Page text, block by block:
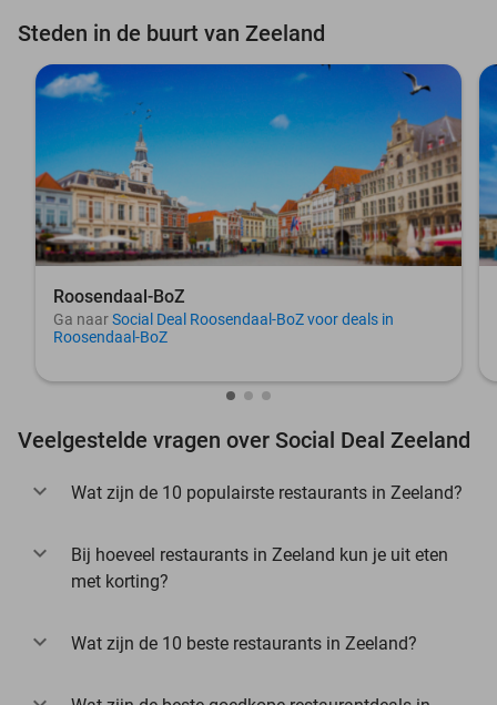
Steden in de buurt van Zeeland
Roosendaal-BoZ
Ga naarSocial Deal Roosendaal-BoZ voor deals in
Roosendaal-BoZ
Veelgestelde vragen over Social Deal Zeeland
Wat zijn de 10 populairste restaurants in Zeeland?
Bij hoeveel restaurants in Zeeland kun je uit eten
met korting?
Wat zijn de 10 beste restaurants in Zeeland?